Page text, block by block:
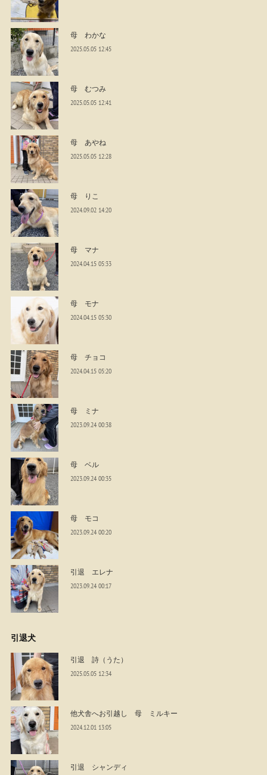
母 わかな
2025.05.05 12:45
母 むつみ
2025.05.05 12:41
母 あやね
2025.05.05 12:28
母 りこ
2024.09.02 14:20
母 マナ
2024.04.15 05:33
母 モナ
2024.04.15 05:30
母 チョコ
2024.04.15 05:20
母 ミナ
2023.09.24 00:38
母 ベル
2023.09.24 00:35
母 モコ
2023.09.24 00:20
引退 エレナ
2023.09.24 00:17
引退犬
引退 詩（うた）
2025.05.05 12:34
他犬舎へお引越し 母 ミルキー
2024.12.01 13:05
引退 シャンディ